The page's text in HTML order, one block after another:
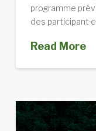
programme
des
Read More